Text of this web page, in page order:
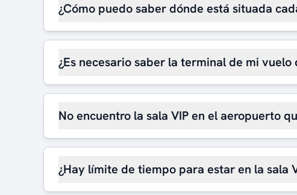
¿Cómo puedo saber dónde está situada
¿Es necesario saber la terminal de mi
No encuentro la sala VIP en el aeropuerto
¿Hay límite de tiempo para estar en la sala